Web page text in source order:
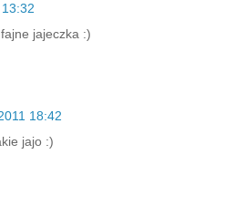
jajeczka :)
18:42
jajo :)